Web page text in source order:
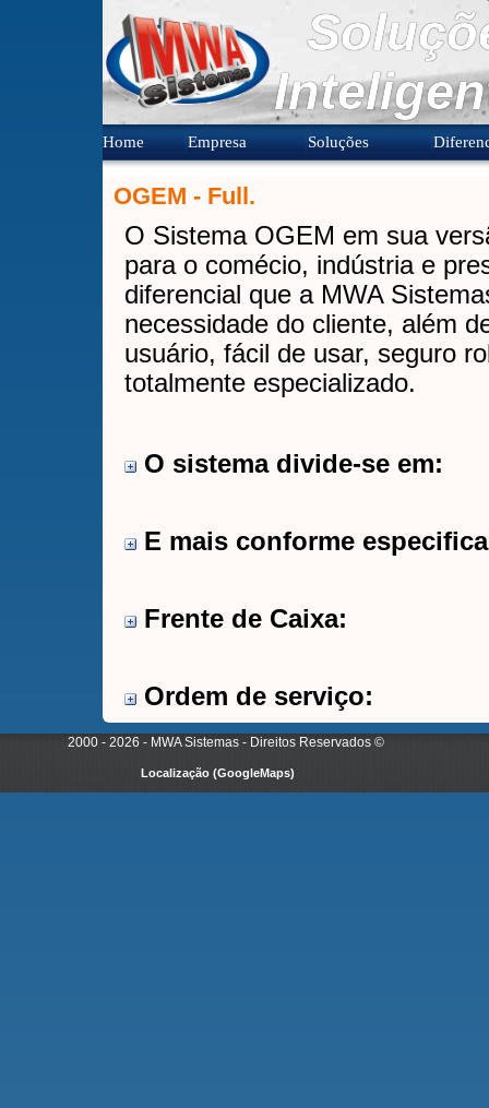
Home Empresa Soluções
OGEM - Full.
O Sistema OGEM em sua
para o comécio, indústria e
diferencial que a MWA
necessidade do cliente, além
usuário, fácil de usar, seguro
totalmente especializado.
O sistema divide-se em:
E mais conforme
Frente de Caixa:
Ordem de serviço:
2000 - 2026 - MWA Sistemas - Direitos Reservados©
Localização (GoogleMaps)